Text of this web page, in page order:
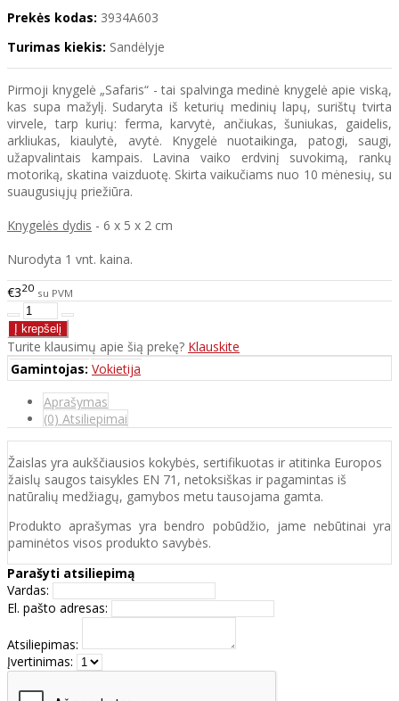
Prekės kodas: 3934A603
Turimas kiekis: Sandėlyje
Pirmoji knygelė „Safaris“ - tai spalvinga medinė knygelė apie viską,
kas supa mažylį. Sudaryta iš keturių medinių lapų, surištų tvirta
virvele, tarp kurių: ferma, karvytė, ančiukas, šuniukas, gaidelis,
arkliukas, kiaulytė, avytė. Knygelė nuotaikinga, patogi, saugi,
užapvalintais kampais. Lavina vaiko erdvinį suvokimą, rankų
motoriką, skatina vaizduotę. Skirta vaikučiams nuo 10 mėnesių, su
suaugusiųjų priežiūra.
Knygelės dydis - 6 x 5 x 2 cm
Nurodyta 1 vnt. kaina.
€320 su PVM
Turite klausimų apie šią prekę? Klauskite
Gamintojas: Vokietija
Aprašymas
(0) Atsiliepimai
Žaislas yra aukščiausios kokybės, sertifikuotas ir atitinka Europos
žaislų saugos taisykles EN 71, netoksiškas ir pagamintas iš
natūralių medžiagų, gamybos metu tausojama gamta.
Produkto aprašymas yra bendro pobūdžio, jame nebūtinai yra
paminėtos visos produkto savybės.
Parašyti atsiliepimą
Vardas:
El. pašto adresas:
Atsiliepimas:
Įvertinimas: